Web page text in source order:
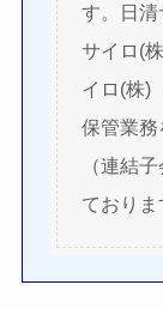
す。日清
サイロ(
イロ(株)
保管業
（連結
ておりま